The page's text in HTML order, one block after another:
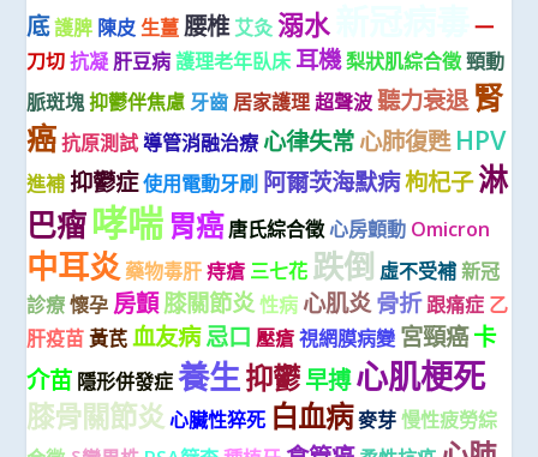
底護脾 陳皮 生薑 腰椎 艾灸 溺水
一
刀切 抗凝 肝豆病 護理老年臥床 耳機梨狀肌綜合徵 頸動
脈斑塊抑鬱伴焦慮 牙齒 居家護理 超聲波 聽力衰退 腎
癌 抗原測試 導管消融治療 心律失常心肺復甦 HPV
進補 抑鬱症使用電動牙刷 阿爾茨海默病枸杞子淋
巴瘤哮喘 胃癌唐氏綜合徵心房顫動 Omicron
中耳炎 藥物毒肝 痔瘡 三七花 跌倒 虛不受補 新冠
診療 懷孕 房顫膝關節炎性病 心肌炎骨折跟痛症 乙
肝疫苗 黃芪 血友病忌口 壓瘡 視網膜病變 宮頸癌卡
介苗 隱形併發症 養生抑鬱早搏心肌梗死
膝骨關節炎 心臟性猝死 白血病麥芽 慢性疲勞綜